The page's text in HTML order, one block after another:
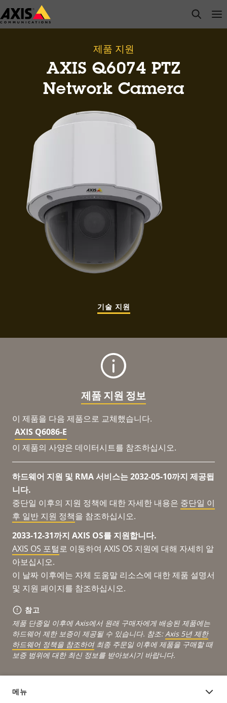
주
요
open
제품 지원
AXIS Q6074 PTZ
Network Camera
기술 지원
제품 지원 정보
이 제품을 다음 제품으로 교체했습니다.
AXIS Q6086-E
이 제품의 사양은 데이터시트를 참조하십시오.
하드웨어 지원 및 RMA 서비스는 2032-05-10까지 제공됩
니다.
중단일 이후의 지원 정책에 대한 자세한 내용은 중단일 이
후 일반 지원 정책을 참조하십시오.
2033-12-31까지 AXIS OS를 지원합니다.
AXIS OS 포털로 이동하여 AXIS OS 지원에 대해 자세히 알
아보십시오.
이 날짜 이후에는 자체 도움말 리소스에 대한 제품 설명서
및 지원 페이지를 참조하십시오.
참고
제품 단종일 이후에 Axis에서 원래 구매자에게 배송된 제품에는
하드웨어 제한 보증이 제공될 수 있습니다. 참조: Axis 5년 제한
하드웨어 정책을 참조하여최종 주문일 이후에 제품을 구매할 때
보증 범위에 대한 최신 정보를 받아보시기 바랍니다.
메뉴
장치 소프트웨어